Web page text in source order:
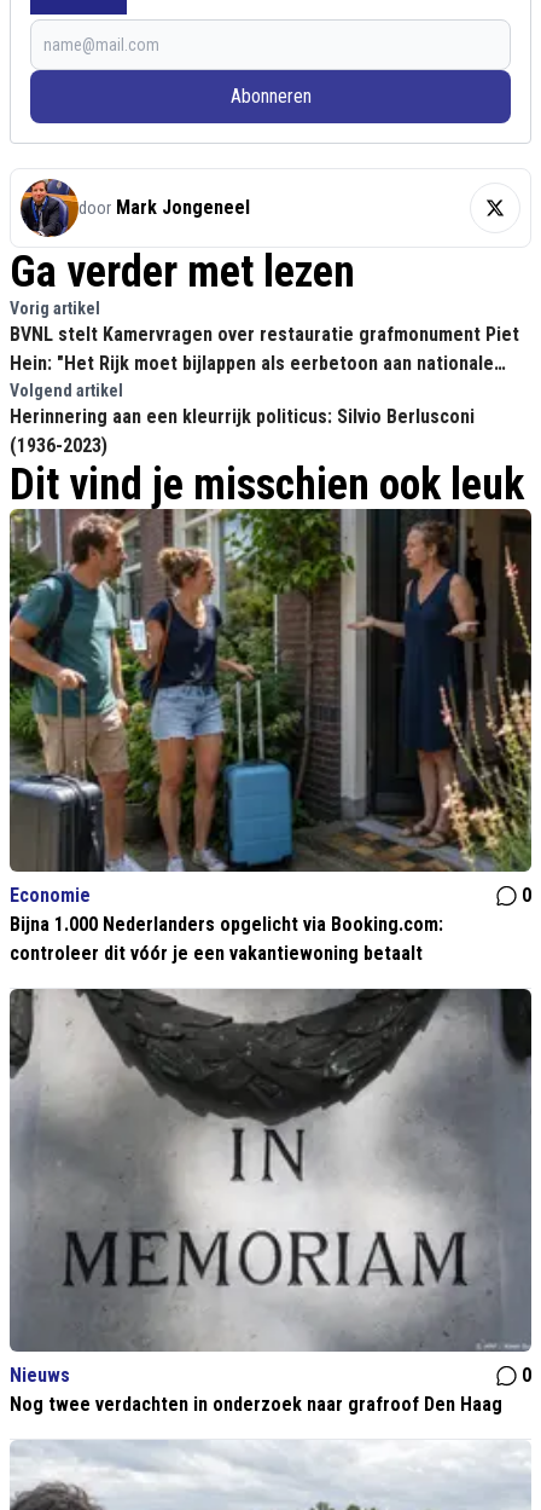
Abonneren
door Mark Jongeneel
Ga verder met lezen
Vorig artikel
BVNL stelt Kamervragen over restauratie grafmonument Piet
Hein: "Het Rijk moet bijlappen als eerbetoon aan nationale
held"
Volgend artikel
Herinnering aan een kleurrijk politicus: Silvio Berlusconi
(1936-2023)
Dit vind je misschien ook leuk
Economie
0
Bijna 1.000 Nederlanders opgelicht via Booking.com:
controleer dit vóór je een vakantiewoning betaalt
Nieuws
0
Nog twee verdachten in onderzoek naar grafroof Den Haag